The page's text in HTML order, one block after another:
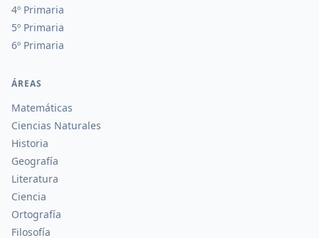
4º Primaria
5º Primaria
6º Primaria
ÁREAS
Matemáticas
Ciencias Naturales
Historia
Geografía
Literatura
Ciencia
Ortografía
Filosofía